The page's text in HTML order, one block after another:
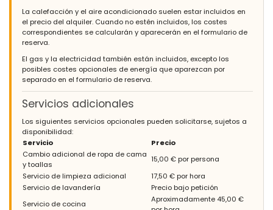
La calefacción y el aire acondicionado suelen estar incluidos en
el precio del alquiler. Cuando no estén incluidos, los costes
correspondientes se calcularán y aparecerán en el formulario de
reserva.
El gas y la electricidad también están incluidos, excepto los
posibles costes opcionales de energía que aparezcan por
separado en el formulario de reserva.
Servicios adicionales
Los siguientes servicios opcionales pueden solicitarse, sujetos a
disponibilidad:
Servicio
Precio
Cambio adicional de ropa de cama
y toallas
15,00 € por persona
Servicio de limpieza adicional
17,50 € por hora
Servicio de lavandería
Precio bajo petición
Servicio de cocina
Aproximadamente 45,00 €